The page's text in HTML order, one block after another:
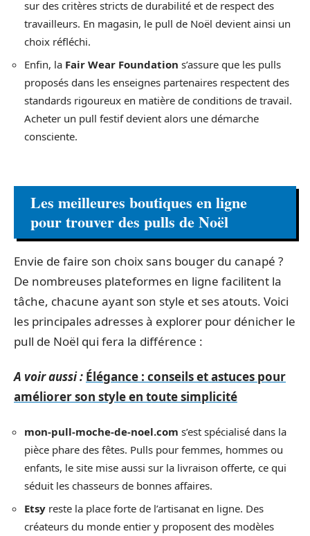
sur des critères stricts de durabilité et de respect des
travailleurs. En magasin, le pull de Noël devient ainsi un
choix réfléchi.
Enfin, la Fair Wear Foundation s’assure que les pulls
proposés dans les enseignes partenaires respectent des
standards rigoureux en matière de conditions de travail.
Acheter un pull festif devient alors une démarche
consciente.
Les meilleures boutiques en ligne
pour trouver des pulls de Noël
Envie de faire son choix sans bouger du canapé ?
De nombreuses plateformes en ligne facilitent la
tâche, chacune ayant son style et ses atouts. Voici
les principales adresses à explorer pour dénicher le
pull de Noël qui fera la différence :
A voir aussi : Élégance : conseils et astuces pour
améliorer son style en toute simplicité
mon-pull-moche-de-noel.com s’est spécialisé dans la
pièce phare des fêtes. Pulls pour femmes, hommes ou
enfants, le site mise aussi sur la livraison offerte, ce qui
séduit les chasseurs de bonnes affaires.
Etsy reste la place forte de l’artisanat en ligne. Des
créateurs du monde entier y proposent des modèles